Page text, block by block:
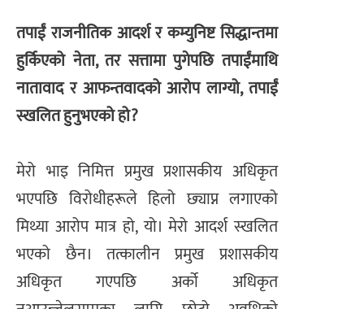
​तपाईं राजनीतिक आदर्श र कम्युनिष्ट सिद्धान्तमा
हुर्किएको नेता, तर सत्तामा पुगेपछि तपाईंमाथि
नातावाद र आफन्तवादको आरोप लाग्यो, तपाईं
स्खलित हुनुभएको हो?
मेरो भाइ निमित्त प्रमुख प्रशासकीय अधिकृत
भएपछि विरोधीहरूले हिलो छ्याप्न लगाएको
मिथ्या आरोप मात्र हो, यो। मेरो आदर्श स्खलित
भएको छैन। तत्कालीन प्रमुख प्रशासकीय
अधिकृत गएपछि अर्को अधिकृत